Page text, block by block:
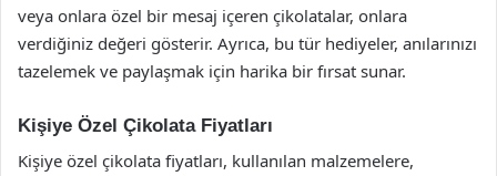
veya onlara özel bir mesaj içeren çikolatalar, onlara
verdiğiniz değeri gösterir. Ayrıca, bu tür hediyeler, anılarınızı
tazelemek ve paylaşmak için harika bir fırsat sunar.
Kişiye Özel Çikolata Fiyatları
Kişiye özel çikolata fiyatları, kullanılan malzemelere,